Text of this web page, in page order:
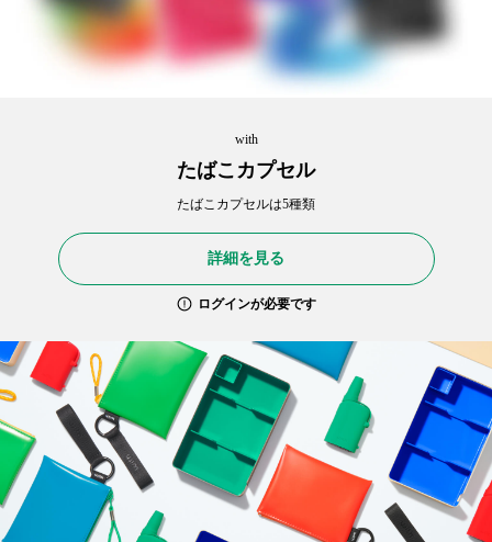
with
たばこカプセル
たばこカプセルは5種類
詳細を見る
ログインが必要です